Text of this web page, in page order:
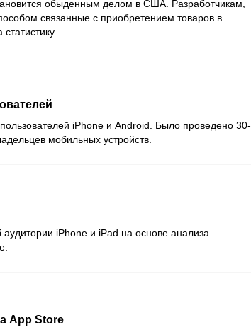
обыденным делом в США. Разработчикам,
связанные с приобретением товаров в
iPhone и Android. Было проведено 30-
мобильных устройств.
iPhone и iPad на основе анализа
App Store